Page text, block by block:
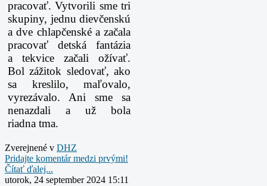
pracovať. Vytvorili sme tri
skupiny, jednu dievčenskú
a dve chlapčenské a začala
pracovať detská fantázia
a tekvice začali ožívať.
Bolzážitok sledovať, ako
sa kreslilo, maľovalo,
vyrezávalo. Ani sme sa
nenazdali a už bola
riadna tma.
Zverejnené v DHZ
Pridajte komentár medzi prvými!
Čítať ďalej...
utorok, 24 september 2024 15:11